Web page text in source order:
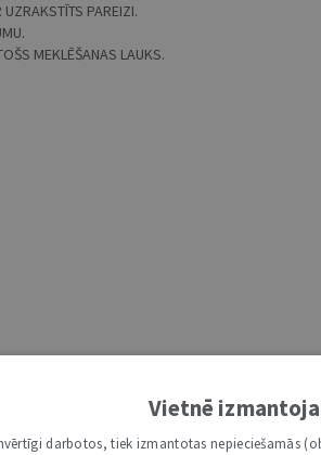
UZRAKSTĪTS PAREIZI.
MEKLĒŠANAS LAUKS.
Vietnē
darbotos, tiek izmantotas nepieciešamās